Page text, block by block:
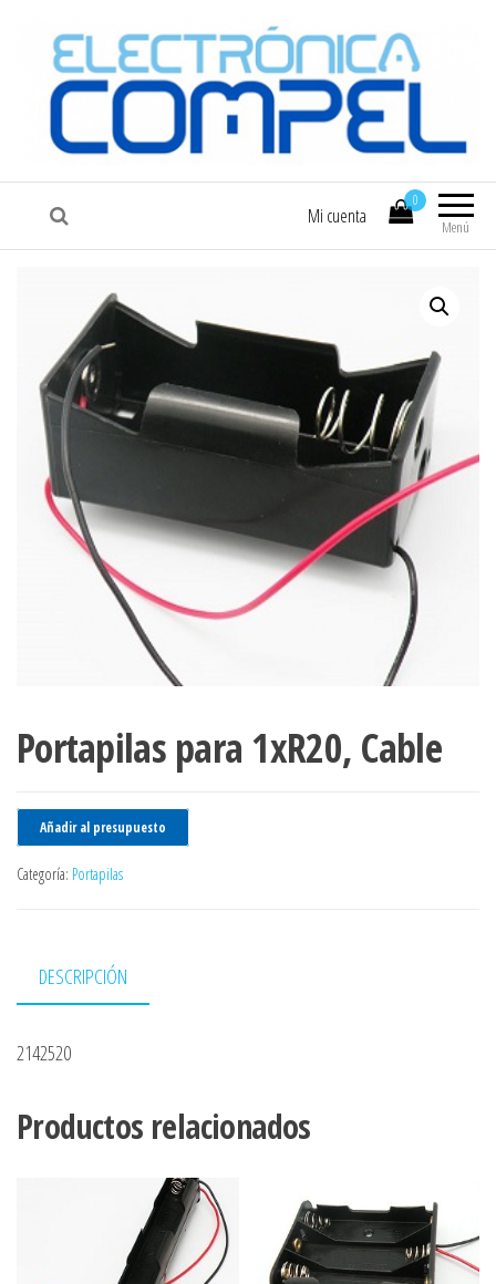
COMPEL Electrónica COMPEL
Menú
0
Mi cuenta
Portapilas para 1xR20, Cable
Añadir al presupuesto
Categoría: Portapilas
DESCRIPCIÓN
2142520
Productos relacionados